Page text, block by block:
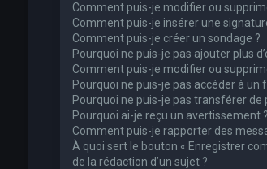
Comment puis-je modifier ou
Comment puis-je insérer une
Comment puis-je créer un sondage ?
Pourquoi ne puis-je pas ajouter plus
Comment puis-je modifier ou
Pourquoi ne puis-je pas accéder à un
Pourquoi ne puis-je pas transférer de
Pourquoi ai-je reçu un avertissement ?
Comment puis-je rapporter des
À quoi sert le bouton « Enregistrer
de la rédaction d’un sujet ?